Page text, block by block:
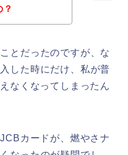
とだったのですが、な
した時にだけ、私が普
なくなってしまったん
カードが、燃やさナ